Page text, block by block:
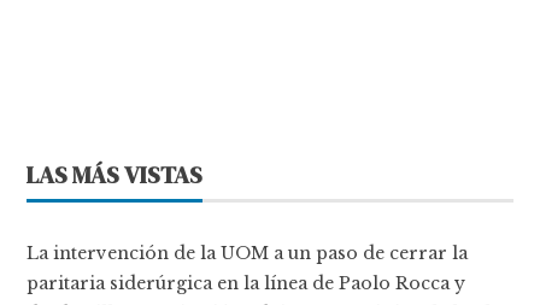
LAS MÁS VISTAS
La intervención de la UOM a un paso de cerrar la
paritaria siderúrgica en la línea de Paolo Rocca y